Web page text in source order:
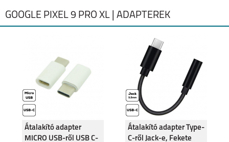
GOOGLE PIXEL 9 PRO XL | ADAPTEREK
Átalakító adapter
MICRO USB-ről USB C-
Átalakító adapter Type-
C-ről Jack-e, Fekete